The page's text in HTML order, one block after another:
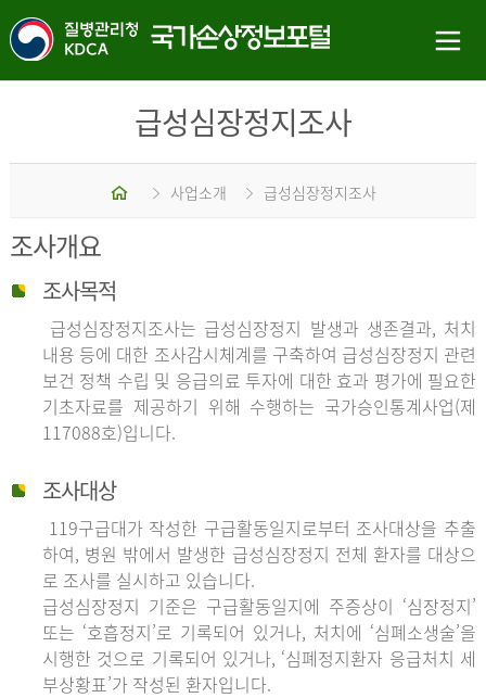
급성심장정지조사
홈 사업소개 급성심장정지조사
조사개요
조사목적
급성심장정지조사는 급성심장정지 발생과 생존결과, 처치
내용 등에 대한 조사감시체계를 구축하여 급성심장정지 관련
보건 정책 수립 및 응급의료 투자에 대한 효과 평가에 필요한
기초자료를 제공하기 위해 수행하는 국가승인통계사업(제
117088호)입니다.
조사대상
119구급대가 작성한 구급활동일지로부터 조사대상을 추출
하여, 병원 밖에서 발생한 급성심장정지 전체 환자를 대상으
로 조사를 실시하고 있습니다.
급성심장정지 기준은 구급활동일지에 주증상이 ‘심장정지’
또는 ‘호흡정지’로 기록되어 있거나, 처치에 ‘심폐소생술’을
시행한 것으로 기록되어 있거나, ‘심폐정지환자 응급처치 세
부상황표’가 작성된 환자입니다.